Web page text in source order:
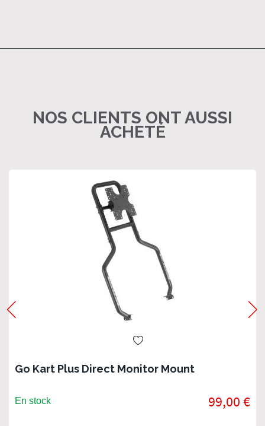
NOS CLIENTS ONT AUSSI
ACHETÉ
Go Kart Plus Direct Monitor Mount
En stock 99,00 €